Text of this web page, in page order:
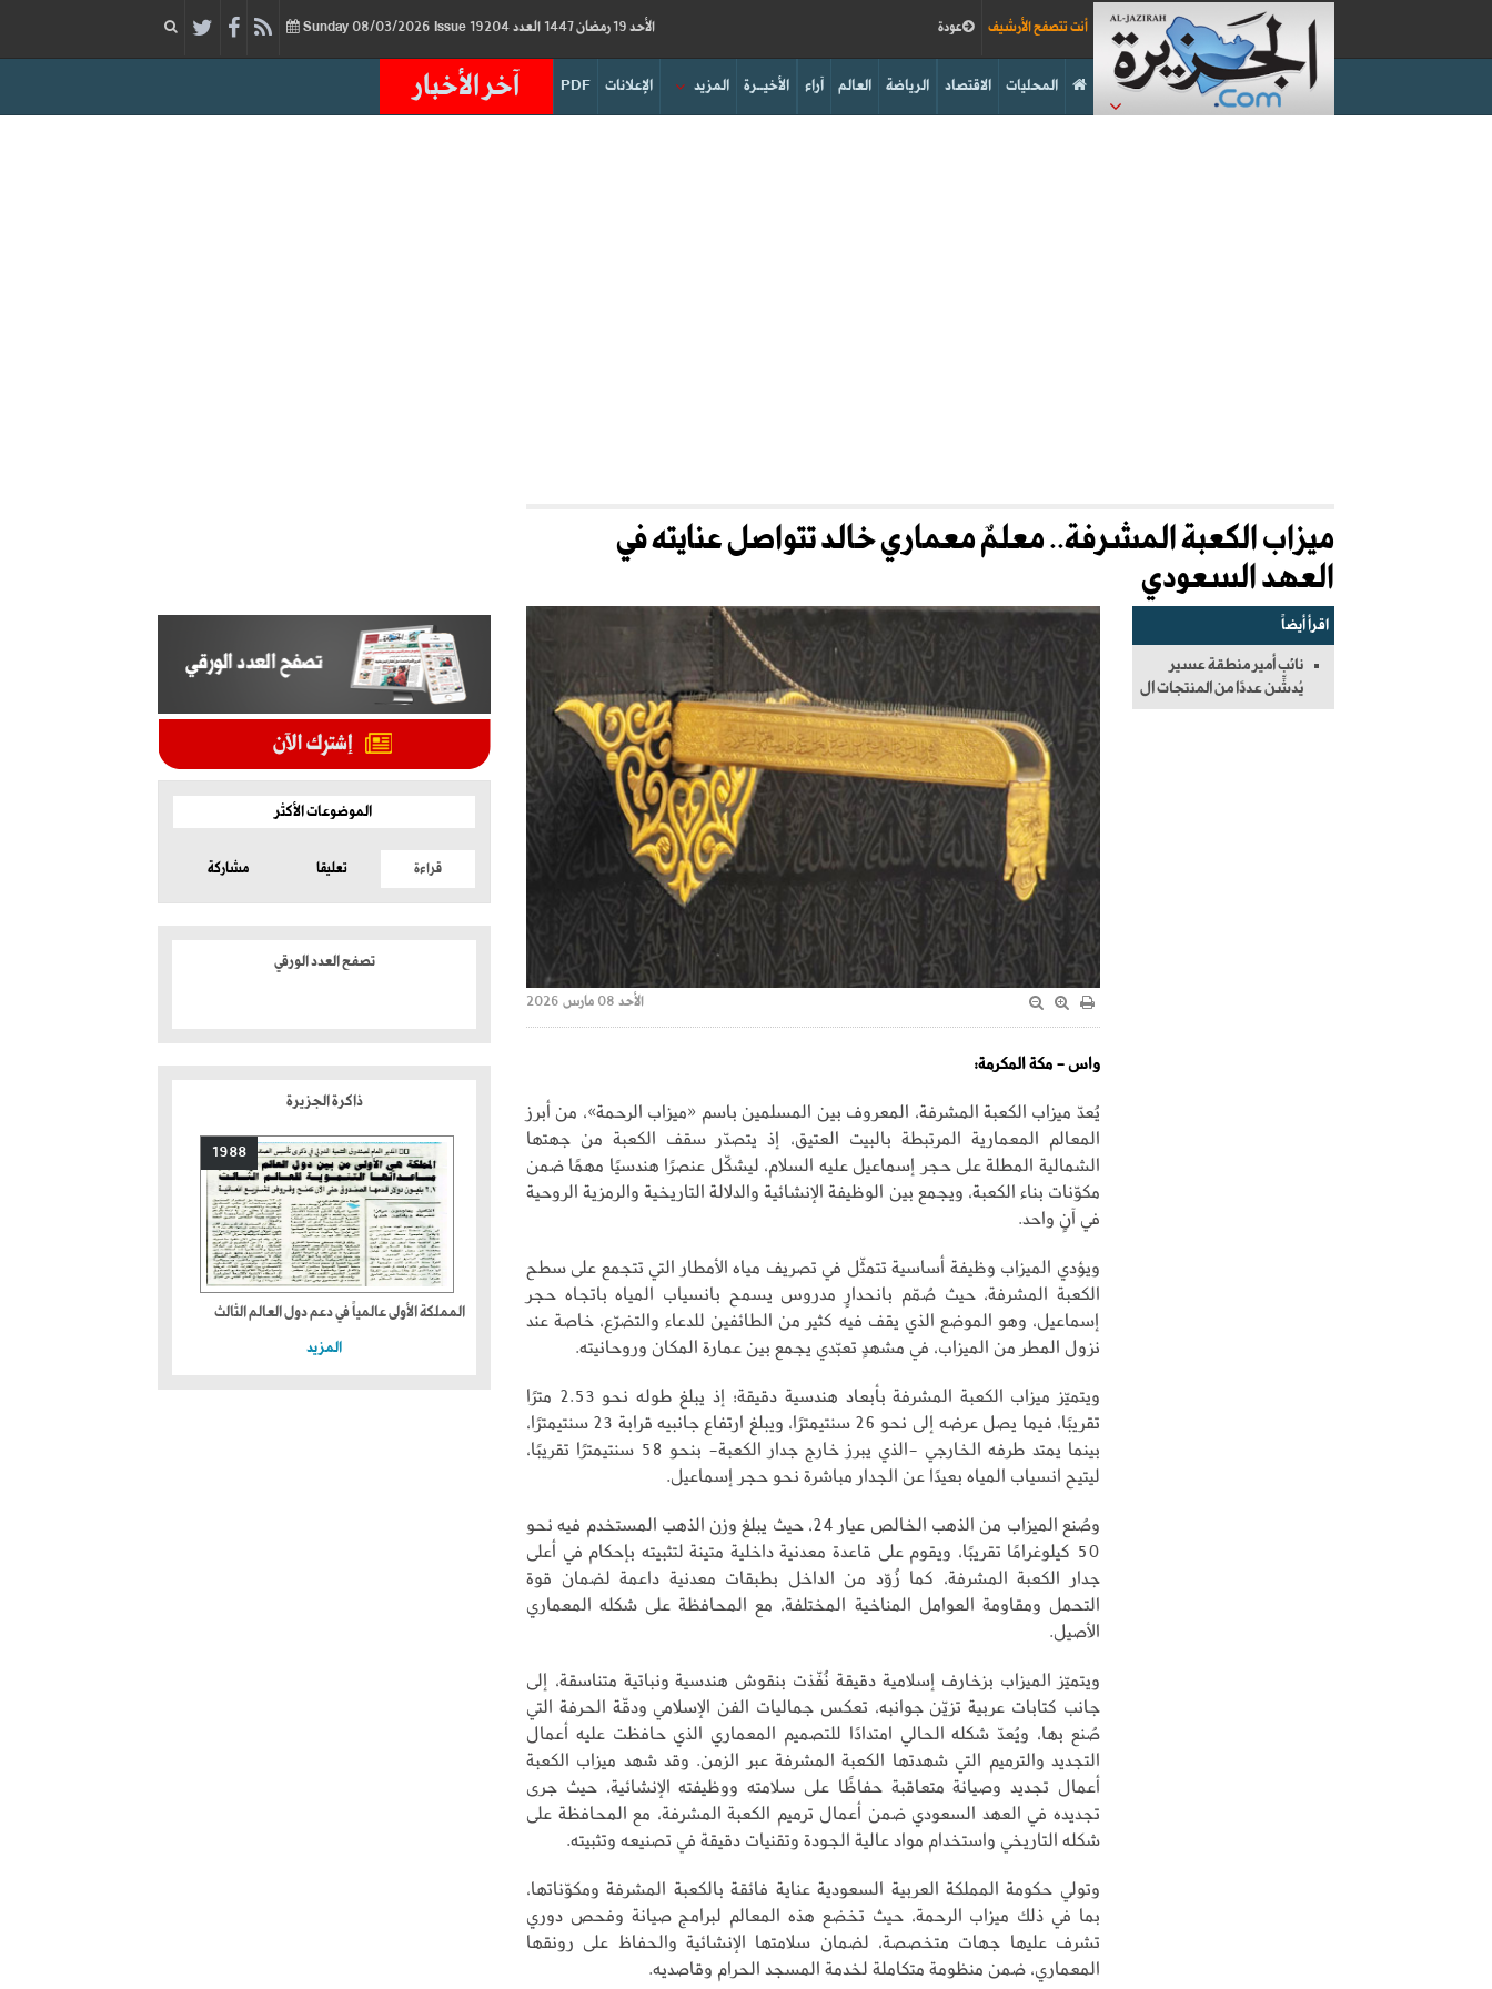
الأحد 19 رمضان 1447 العدد 19204 08/03/2026 Issue عودة أنت تتصفح الأرشيف
آخر الأخبار PDF الإعلانات المزيد الأخيــرة آراء العالم الرياضة الاقتصاد المحليات
ميزاب الكعبة المشرفة.. معلمٌ معماري خالد تتواصل عنايته في
العهد السعودي
اقرأ أيضاً
نائب أمير منطقة عسير
يُدشِّن عددًا من المنتجات ال
الأحد 08 مارس 2026
واس - مكة المكرمة:
يُعدّ ميزاب الكعبة المشرفة، المعروف بين المسلمين باسم «ميزاب الرحمة»، من أبرز
المعالم المعمارية المرتبطة بالبيت العتيق، إذ يتصدّر سقف الكعبة من جهتها
الشمالية المطلة على حجر إسماعيل عليه السلام، ليشكّل عنصرًا هندسيًا مهمًا ضمن
مكوّنات بناء الكعبة، ويجمع بين الوظيفة الإنشائية والدلالة التاريخية والرمزية الروحية
في آنٍ واحد.
ويؤدي الميزاب وظيفة أساسية تتمثّل في تصريف مياه الأمطار التي تتجمع على سطح
الكعبة المشرفة، حيث صُمّم بانحدارٍ مدروس يسمح بانسياب المياه باتجاه حجر
إسماعيل، وهو الموضع الذي يقف فيه كثير من الطائفين للدعاء والتضرّع، خاصة عند
نزول المطر من الميزاب، في مشهدٍ تعبّدي يجمع بين عمارة المكان وروحانيته.
ويتميّز ميزاب الكعبة المشرفة بأبعاد هندسية دقيقة؛ إذ يبلغ طوله نحو 2.53 مترًا
تقريبًا، فيما يصل عرضه إلى نحو 26 سنتيمترًا، ويبلغ ارتفاع جانبيه قرابة 23 سنتيمترًا،
بينما يمتد طرفه الخارجي -الذي يبرز خارج جدار الكعبة- بنحو 58 سنتيمترًا تقريبًا،
ليتيح انسياب المياه بعيدًا عن الجدار مباشرة نحو حجر إسماعيل.
وصُنع الميزاب من الذهب الخالص عيار 24، حيث يبلغ وزن الذهب المستخدم فيه نحو
50 كيلوغرامًا تقريبًا، ويقوم على قاعدة معدنية داخلية متينة لتثبيته بإحكام في أعلى
جدار الكعبة المشرفة، كما زُوّد من الداخل بطبقات معدنية داعمة لضمان قوة
التحمل ومقاومة العوامل المناخية المختلفة، مع المحافظة على شكله المعماري
الأصيل.
ويتميّز الميزاب بزخارف إسلامية دقيقة نُفّذت بنقوش هندسية ونباتية متناسقة، إلى
جانب كتابات عربية تزيّن جوانبه، تعكس جماليات الفن الإسلامي ودقّة الحرفة التي
صُنع بها، ويُعدّ شكله الحالي امتدادًا للتصميم المعماري الذي حافظت عليه أعمال
التجديد والترميم التي شهدتها الكعبة المشرفة عبر الزمن. وقد شهد ميزاب الكعبة
أعمال تجديد وصيانة متعاقبة حفاظًا على سلامته ووظيفته الإنشائية، حيث جرى
تجديده في العهد السعودي ضمن أعمال ترميم الكعبة المشرفة، مع المحافظة على
شكله التاريخي واستخدام مواد عالية الجودة وتقنيات دقيقة في تصنيعه وتثبيته.
وتولي حكومة المملكة العربية السعودية عناية فائقة بالكعبة المشرفة ومكوّناتها،
بما في ذلك ميزاب الرحمة، حيث تخضع هذه المعالم لبرامج صيانة وفحص دوري
تشرف عليها جهات متخصصة، لضمان سلامتها الإنشائية والحفاظ على رونقها
المعماري، ضمن منظومة متكاملة لخدمة المسجد الحرام وقاصديه.
الموضوعات الأكثر
قراءة تعليقا مشاركة
تصفح العدد الورقي
ذاكرة الجزيرة
1988
المملكة الأولى عالمياً في دعم دول العالم الثالث
المزيد